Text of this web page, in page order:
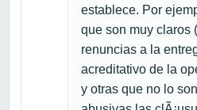
establece. Por
que son muy claros
renuncias a la
acreditativo de la
y otras que no lo